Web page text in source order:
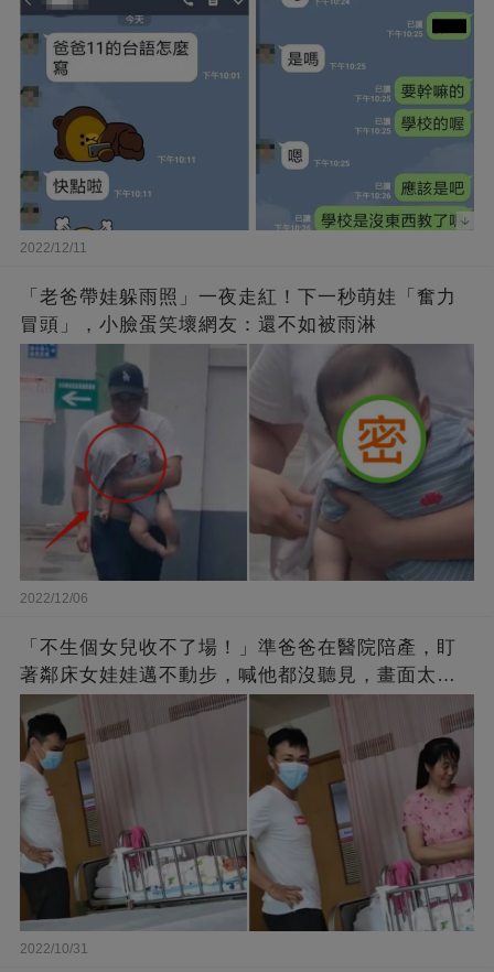
2022/12/11
「老爸帶娃躲雨照」一夜走紅！下一秒萌娃「奮力
冒頭」，小臉蛋笑壞網友：還不如被雨淋
2022/12/06
「不生個女兒收不了場！」準爸爸在醫院陪產，盯
著鄰床女娃娃邁不動步，喊他都沒聽見，畫面太有
愛了！
2022/10/31